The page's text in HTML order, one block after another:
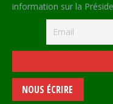
information sur la
NOUS ÉCRIRE